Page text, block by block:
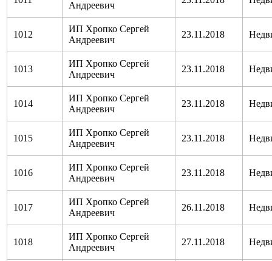
Андреевич
1012
ИП Хропко Сергей
Андреевич
23.11.2018
1013
ИП Хропко Сергей
Андреевич
23.11.2018
1014
ИП Хропко Сергей
Андреевич
23.11.2018
1015
ИП Хропко Сергей
Андреевич
23.11.2018
1016
ИП Хропко Сергей
Андреевич
23.11.2018
1017
ИП Хропко Сергей
Андреевич
26.11.2018
1018
ИП Хропко Сергей
Андреевич
27.11.2018